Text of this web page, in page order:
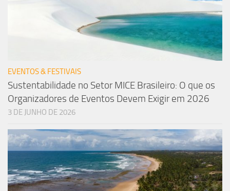
EVENTOS & FESTIVAIS
Sustentabilidade no Setor MICE Brasileiro: O que os
Organizadores de Eventos Devem Exigir em 2026
3 DE JUNHO DE 2026